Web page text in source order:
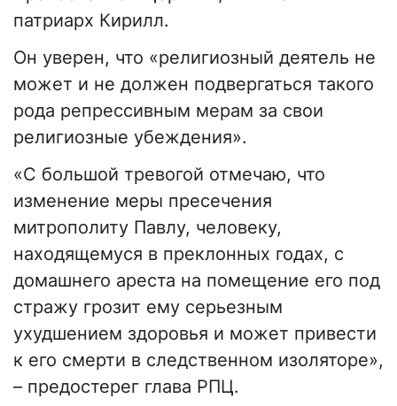
патриарх Кирилл.
Он уверен, что «религиозный деятель не
может и не должен подвергаться такого
рода репрессивным мерам за свои
религиозные убеждения».
«С большой тревогой отмечаю, что
изменение меры пресечения
митрополиту Павлу, человеку,
находящемуся в преклонных годах, с
домашнего ареста на помещение его под
стражу грозит ему серьезным
ухудшением здоровья и может привести
к его смерти в следственном изоляторе»,
– предостерег глава РПЦ.